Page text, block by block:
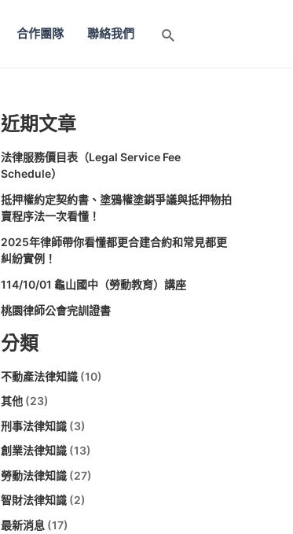
合作團隊 聯絡我們
搜
近期文章
法律服務價目表（Legal Service Fee
Schedule）
抵押權約定契約書、塗鴉權塗銷爭議與抵押物拍
賣程序法一次看懂！
2025年律師帶你看懂都更合建合約和常見都更
糾紛實例！
114/10/01 龜山國中（勞動教育）講座
桃園律師公會完訓證書
分類
不動產法律知識 (10)
其他 (23)
刑事法律知識 (3)
創業法律知識 (13)
勞動法律知識 (27)
智財法律知識 (2)
最新消息 (17)